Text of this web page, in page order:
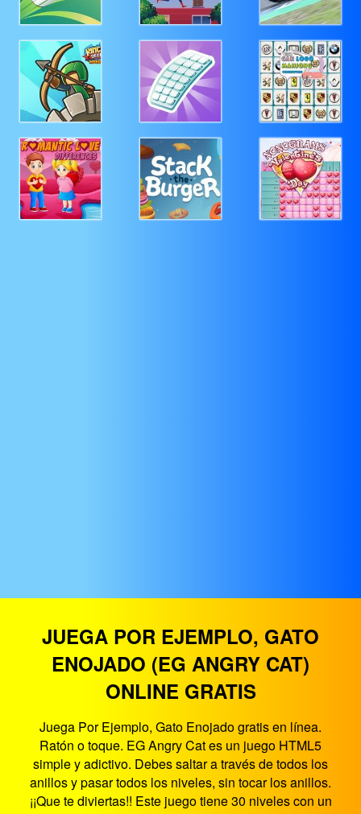
JUEGA POR EJEMPLO, GATO
ENOJADO (EG ANGRY CAT)
ONLINE GRATIS
Juega Por Ejemplo, Gato Enojado gratis en línea.
Ratón o toque. EG Angry Cat es un juego HTML5
simple y adictivo. Debes saltar a través de todos los
anillos y pasar todos los niveles, sin tocar los anillos.
¡¡Que te diviertas!! Este juego tiene 30 niveles con un